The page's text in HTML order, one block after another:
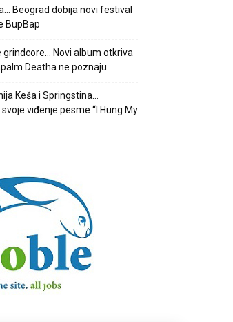
Beograd dobija novi festival
BupBap
grindcore… Novi album otkriva
Deatha ne poznaju
Keša i Springstina…
viđenje pesme “I Hung My